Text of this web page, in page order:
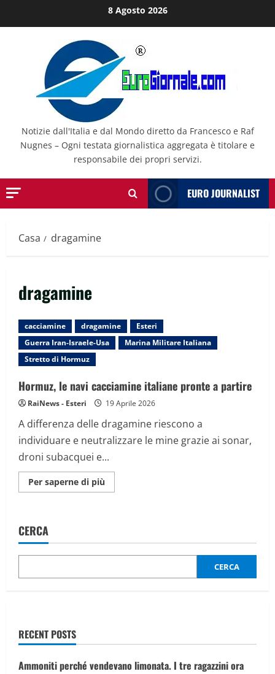
al
8 Agosto 2026
Notizie dall'Italia e dal Mondo diretto da Francesco e Raf
Nugnes – Ogni testata giornalistica aggregata è titolare e
responsabile dei propri servizi.
EURO JOURNALIST
Casa dragamine
dragamine
cacciamine dragamine
Esteri
Guerra Iran-Israele-Usa
Marina Militare Italiana
Stretto di Hormuz
Hormuz, le navi cacciamine italiane pronte a partire
RaiNews - Esteri 19 Aprile 2026
A differenza delle dragamine riescono a
individuare e neutralizzare le mine grazie ai sonar,
droni subacquei e...
Per saperne di più
informazioni
italiane
a
CERCA
CERCA
RECENT POSTS
Ammoniti perché vendevano limonata. I tre ragazzini ora